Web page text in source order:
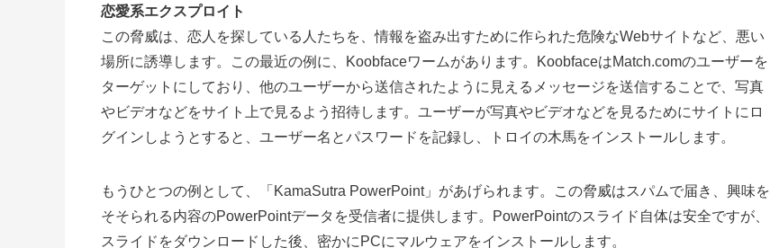
恋愛系エクスプロイト
この脅威は、恋人を探している人たちを、情報を盗み出すために作られた危険なWebサイトなど、悪い
場所に誘導します。この最近の例に、Koobfaceワームがあります。KoobfaceはMatch.comのユーザーを
ターゲットにしており、他のユーザーから送信されたように見えるメッセージを送信することで、写真
やビデオなどをサイト上で見るよう招待します。ユーザーが写真やビデオなどを見るためにサイトにロ
グインしようとすると、ユーザー名とパスワードを記録し、トロイの木馬をインストールします。
もうひとつの例として、「KamaSutra PowerPoint」があげられます。この脅威はスパムで届き、興味を
そそられる内容のPowerPointデータを受信者に提供します。PowerPointのスライド自体は安全ですが、
スライドをダウンロードした後、密かにPCにマルウェアをインストールします。